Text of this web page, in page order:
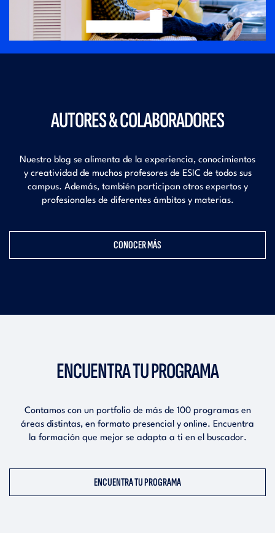
AUTORES & COLABORADORES
Nuestro blog se alimenta de la experiencia, conocimientos
y creatividad de muchos profesores de ESICde todos sus
campus. Además, también participan otros expertos y
profesionalesde diferentes ámbitos y materias.
CONOCER MÁS
ENCUENTRA TU PROGRAMA
Contamos con un portfolio de más de 100 programas en
áreas distintas, en formato presencial y online. Encuentra
la formación que mejor se adapta a ti en el buscador.
ENCUENTRA TU PROGRAMA